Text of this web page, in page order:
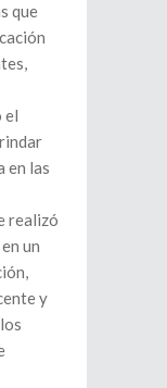
que
el
en las
realizó
un
y